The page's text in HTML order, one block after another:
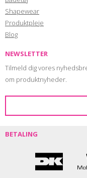
Shapewear
Produktpleje
Blog
NEWSLETTER
Tilmeld dig vores
om produktnyheder.
BETALING